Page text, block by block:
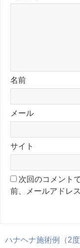
名前
メール
サイト
次回のコメント
前、メールアドレ
ハナヘナ施術例（2度